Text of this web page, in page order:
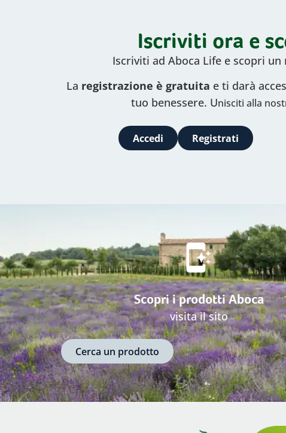
Iscriviti ora e
Iscriviti ad Aboca Life e scopri
La registrazione è gratuita e ti darà
tuo benessere. Unisciti alla
Accedi Registrati
Scopri i prodotti Aboca
visita il sito
Cerca un prodotto